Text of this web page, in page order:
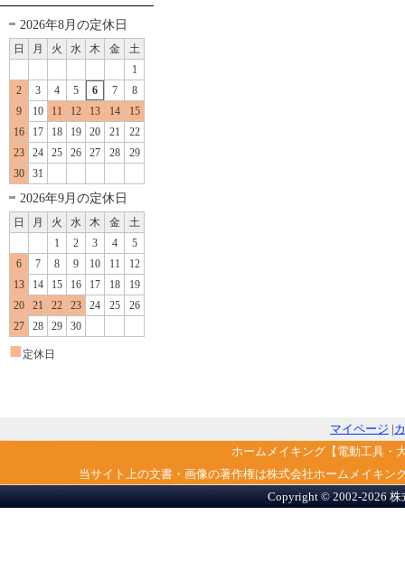
2026年8月の定休日
日 月 火 水 木 金
土
1
2
3 4 5 6 7
8
9
10 11 12 13 14
15
16
17 18 19 20 21
22
23
24 25 26 27 28
29
30
31
2026年9月の定休日
日 月 火 水 木 金
土
1
2 3 4
5
6
7 8 9 10 11
12
13
14 15 16 17 18
19
20
21 22 23 24 25
26
27
28 29 30
■ 定休日
マイページ |
ホームメイキング【電動工具・
当サイト上の文書・画像の著作権は株式会社ホームメイキ
Copyright © 2002-2026